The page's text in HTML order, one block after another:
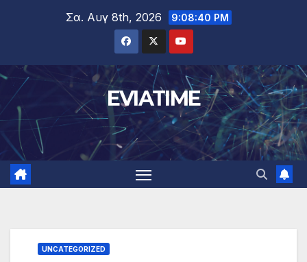
Σα. Αυγ 8th, 2026 9:08:41 PM
EVIATIME
UNCATEGORIZED